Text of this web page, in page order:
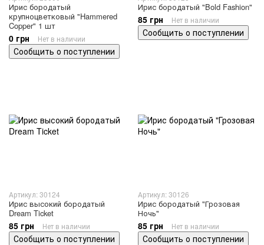
Ирис бородатый
крупноцветковый "Hammered
Copper" 1 шт
0 грн Нет в наличии
Сообщить о поступлении
Ирис бородатый "Bold Fashion"
85 грн Нет в наличии
Сообщить о поступлении
Артикул: 30124
Ирис высокий бородатый
Dream Ticket
85 грн Нет в наличии
Сообщить о поступлении
Артикул: 30126
Ирис бородатый "Грозовая
Ночь"
85 грн Нет в наличии
Сообщить о поступлении